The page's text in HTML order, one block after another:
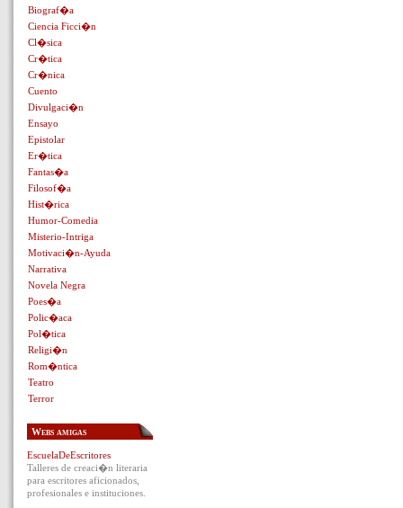
Biograf�a
Ciencia Ficci�n
Cl�sica
Cr�tica
Cr�nica
Cuento
Divulgaci�n
Ensayo
Epistolar
Er�tica
Fantas�a
Filosof�a
Hist�rica
Humor-Comedia
Misterio-Intriga
Motivaci�n-Ayuda
Narrativa
Novela Negra
Poes�a
Polic�aca
Pol�tica
Religi�n
Rom�ntica
Teatro
Terror
Webs amigas
EscuelaDeEscritores
Talleres de creaci�n literaria
para escritores aficionados,
profesionales e instituciones.